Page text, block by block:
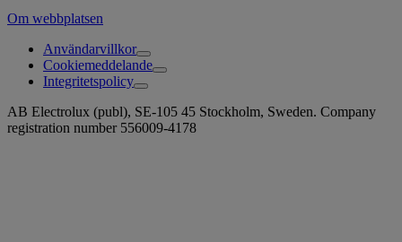
Om webbplatsen
Användarvillkor
Cookiemeddelande
Integritetspolicy
AB Electrolux (publ), SE-105 45 Stockholm, Sweden. Company
registration number 556009-4178